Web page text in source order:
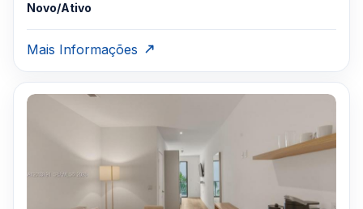
Novo/Ativo
Mais Informações